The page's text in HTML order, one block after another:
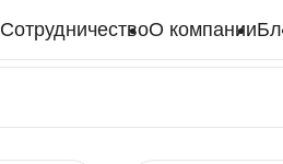
СотрудничествоО компании